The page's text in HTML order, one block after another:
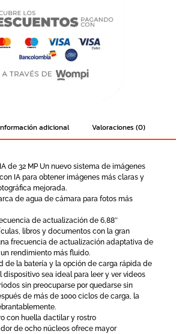
adicional Valoraciones (0)
de 32 MPUn nuevo sistema de imágenes
IA para obtener imágenes más claras y
mejorada.
de agua de cámara para fotos más
de actualización de 6,88″
libros y documentos con la gran
frecuencia de actualización adaptativa de
un rendimiento más fluido.
de la batería y la opción de carga rápida de
dispositivo sea ideal para leer y ver videos
sin preocuparse por quedarse sin
de más de 1000 ciclos de carga, la
con huella dactilar y rostro
de ocho núcleos ofrece mayor